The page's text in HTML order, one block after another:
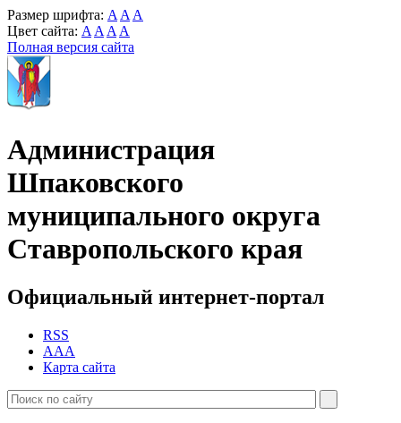
Размер шрифта: A A A
Цвет сайта: A A A A
Полная версия сайта
Администрация
Шпаковского
муниципального округа
Ставропольского края
Официальный интернет-портал
RSS
AAA
Карта сайта